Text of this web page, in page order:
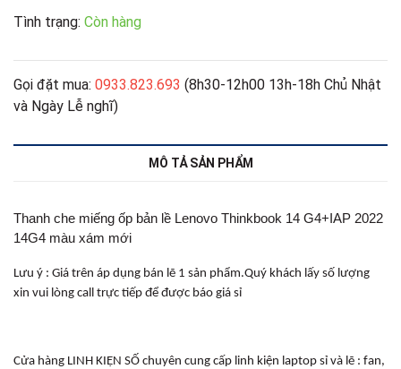
Tình trạng: Còn hàng
Gọi đặt mua: 0933.823.693 (8h30-12h00 13h-18h Chủ Nhật
và Ngày Lễ nghĩ)
MÔ TẢ SẢN PHẨM
Thanh che miếng ốp bản lề Lenovo Thinkbook 14 G4+IAP 2022
14G4 màu xám mới
Lưu ý : Giá trên áp dụng bán lẽ 1 sản phẩm.Quý khách lấy số lượng
xin vui lòng call trực tiếp để được báo giá sỉ
Cửa hàng LINH KIỆN SỐ chuyên cung cấp linh kiện laptop sỉ và lẽ : fan,